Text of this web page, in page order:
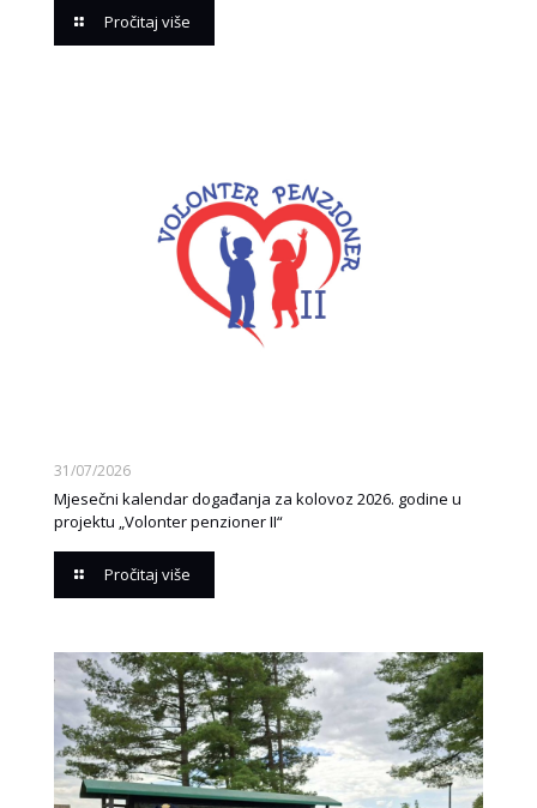
Pročitaj više
31/07/2026
Mjesečni kalendar događanja za kolovoz 2026. godine u
projektu „Volonter penzioner II“
Pročitaj više